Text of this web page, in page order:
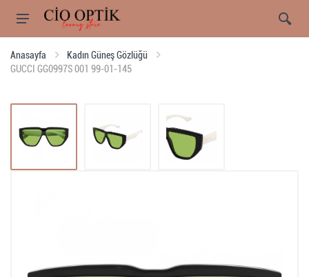
Anasayfa
Kadın Güneş Gözlüğü
GUCCI GG0997S 001 99-01-145